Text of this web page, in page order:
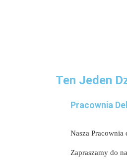
Ten Jeden
Pracownia
Nasza
Zapraszamy do